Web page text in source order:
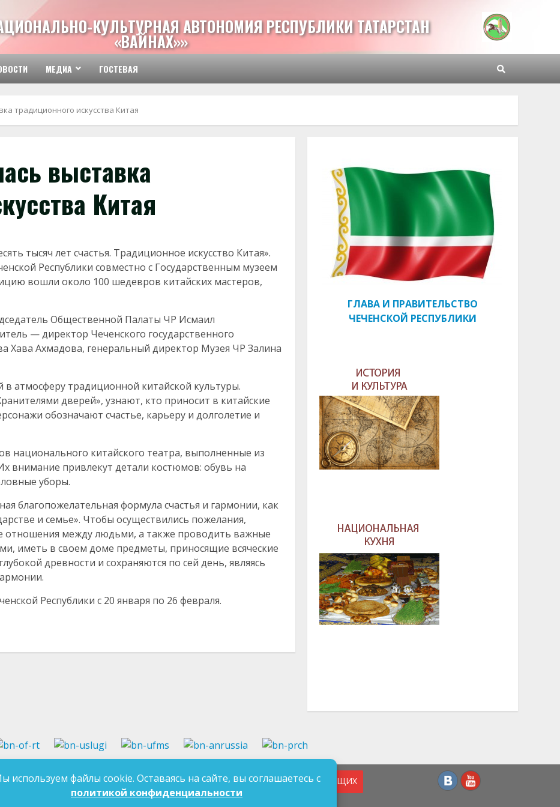
КУЛЬТУРНАЯ АВТОНОМИЯ РЕСПУБЛИКИ ТАТАРСТАН
«ВАЙНАХ»»
МЕДИА ГОСТЕВАЯ
традиционного искусства Китая
выставка
Китая
тысяч лет счастья. Традиционное искусство Китая».
Республики совместно с Государственным музеем
вошли около 100 шедевров китайских мастеров,
Общественной Палаты ЧР Исмаил
— директор Чеченского государственного
Хава Ахмадова, генеральный директор Музея ЧР Залина
в атмосферу традиционной китайской культуры.
дверей», узнают, кто приносит в китайские
обозначают счастье, карьеру и долголетие и
национального китайского театра, выполненные из
внимание привлекут детали костюмов: обувь на
уборы.
благопожелательная формула счастья и гармонии, как
и семье». Чтобы осуществились пожелания,
отношения между людьми, а также проводить важные
иметь в своем доме предметы, приносящие всяческие
древности и сохраняются по сей день, являясь
Республики с 20 января по 26 февраля.
ГЛАВА И ПРАВИТЕЛЬСТВО
ЧЕЧЕНСКОЙ РЕСПУБЛИКИ
ДЛЯ СЛАБОВИДЯЩИХ
237-97-99E-mail:an-tatarstan@yandex.ru
E-mail:mk.ddn@tatar.ru
используем файлы cookie. Оставаясь на сайте, вы соглашаетесь с
политикой конфиденциальности